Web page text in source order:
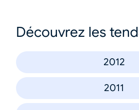
Découvrez les
2012
2011